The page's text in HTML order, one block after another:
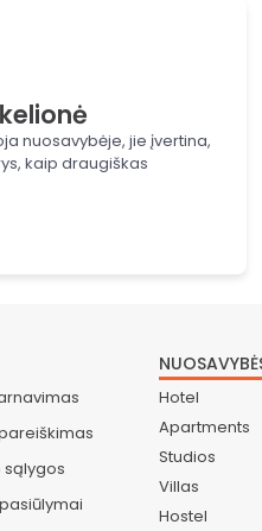
nuosavybėje, jie įvertina,
kaip draugiškas
Hotel
Apartments
Studios
Villas
Hostel